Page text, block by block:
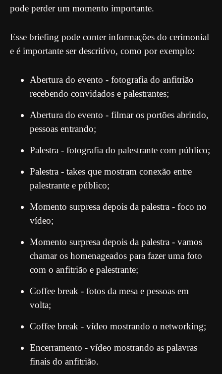
pode perder um momento importante.
Esse briefing pode conter informações do cerimonial
e é importante ser descritivo, como por exemplo:
Abertura do evento - fotografia do anfitrião
recebendo convidados e palestrantes;
Abertura do evento - filmar os portões abrindo,
pessoas entrando;
Palestra - fotografia do palestrante com público;
Palestra - takes que mostram conexão entre
palestrante e público;
Momento surpresa depois da palestra - foco no
vídeo;
Momento surpresa depois da palestra - vamos
chamar os homenageados para fazer uma foto
com o anfitrião e palestrante;
Coffee break - fotos da mesa e pessoas em
volta;
Coffee break - vídeo mostrando o networking;
Encerramento - vídeo mostrando as palavras
finais do anfitrião.